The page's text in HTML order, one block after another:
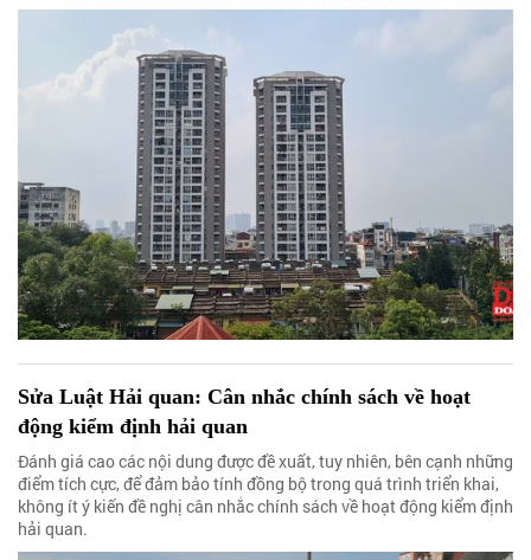
Sửa Luật Hải quan: Cân nhắc chính sách về hoạt
động kiểm định hải quan
Đánh giá cao các nội dung được đề xuất, tuy nhiên, bên cạnh những
điểm tích cực, để đảm bảo tính đồng bộ trong quá trình triển khai,
không ít ý kiến đề nghị cân nhắc chính sách về hoạt động kiểm định
hải quan.